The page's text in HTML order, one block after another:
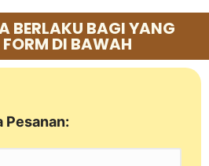
BERLAKU BAGI YANG
DI BAWAH
Pesanan: